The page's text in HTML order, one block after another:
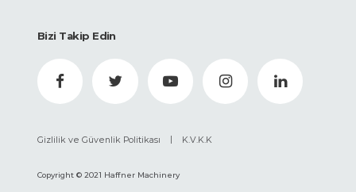
Bizi Takip Edin
Gizlilik ve Güvenlik Politikası | K.V.K.K
Copyright © 2021 Haffner Machinery